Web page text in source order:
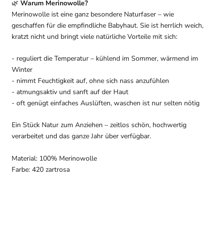
🌿 Warum Merinowolle?
Merinowolle ist eine ganz besondere Naturfaser – wie
geschaffen für die empfindliche Babyhaut. Sie ist herrlich weich,
kratzt nicht und bringt viele natürliche Vorteile mit sich:
- reguliert die Temperatur – kühlend im Sommer, wärmend im
Winter
- nimmt Feuchtigkeit auf, ohne sich nass anzufühlen
- atmungsaktiv und sanft auf der Haut
- oft genügt einfaches Auslüften, waschen ist nur selten nötig
Ein Stück Natur zum Anziehen – zeitlos schön, hochwertig
verarbeitet und das ganze Jahr über verfügbar.
Material: 100% Merinowolle
Farbe: 420 zartrosa